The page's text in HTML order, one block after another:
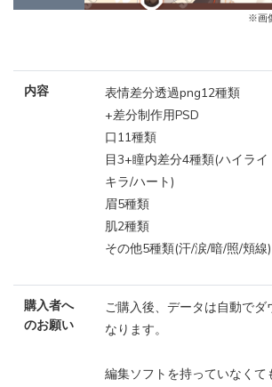
※画
内容
表情差分透過png12種類
+差分制作用PSD
口11種類
目3+瞳内差分4種類(ハイラ
キラ/ハート)
眉5種類
肌2種類
その他5種類(汗/涙/暗/照/頬線)
購入者へ
のお願い
ご購入後、データは自動でダ
なります。
編集ソフトを持っていなくて